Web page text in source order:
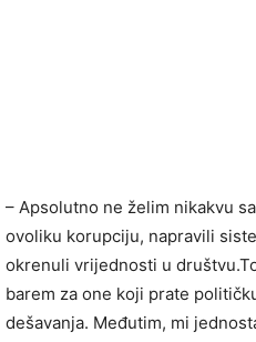
– Apsolutno ne želim nikakvu
ovoliku korupciju, napravili
okrenuli vrijednosti u
barem za one koji prate
dešavanja. Međutim, mi